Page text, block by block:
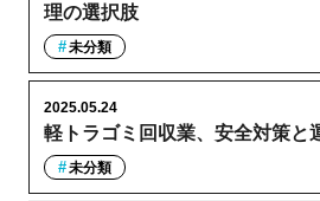
理の選択肢
未分類
軽トラゴミ回収業、安全対策と
2025.05.24
未分類